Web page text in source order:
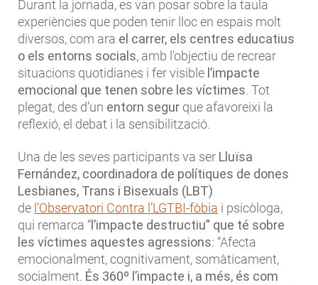
Durant la jornada, es van posar sobre la taula
experiències que poden tenir lloc en espais molt
diversos, com ara el carrer, els centres educatius
o els entorns socials, amb l’objectiu de recrear
situacions quotidianes i fer visible l’impacte
emocional que tenen sobre les víctimes. Tot
plegat, des d’un entorn segur que afavoreixi la
reflexió, el debat i la sensibilització.
Una de les seves participants va ser Lluïsa
Fernández, coordinadora de polítiques de dones
Lesbianes, Trans i Bisexuals (LBT)
de l’Observatori Contra l’LGTBI-fòbia i psicòloga,
qui remarca “l’impacte destructiu” que té sobre
les víctimes aquestes agressions: “Afecta
emocionalment, cognitivament, somàticament,
socialment. És 360º l’impacte i, a més, és com